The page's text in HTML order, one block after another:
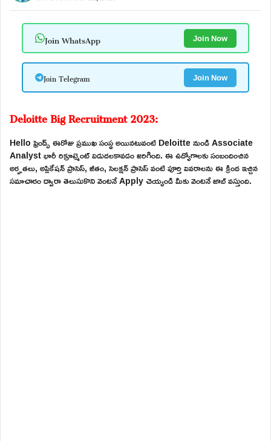
Join WhatsApp Join Now
Join Telegram Join Now
Deloitte Big Recruitment 2023:
Hello ఫ్రెండ్స్ ఈరోజు ప్రముఖ సంస్థ అయినటువంటి Deloitte నుండి Associate
Analyst భారీ రిక్రూట్మెంట్ విడుదలకావడం జరిగింది. ఈ ఉద్యోగాలకు సంబందించిన
అర్హతలు, అప్లికేషన్ ప్రాసెస్, జీతం, సెలక్షన్ ప్రాసెస్ వంటి పూర్తి వివరాలను ఈ క్రింద ఇచ్చిన
సమాచారం ద్వారా తెలుసుకొని వెంటనే Apply చెయ్యండి మీకు వెంటనే జాబ్ వస్తుంది.